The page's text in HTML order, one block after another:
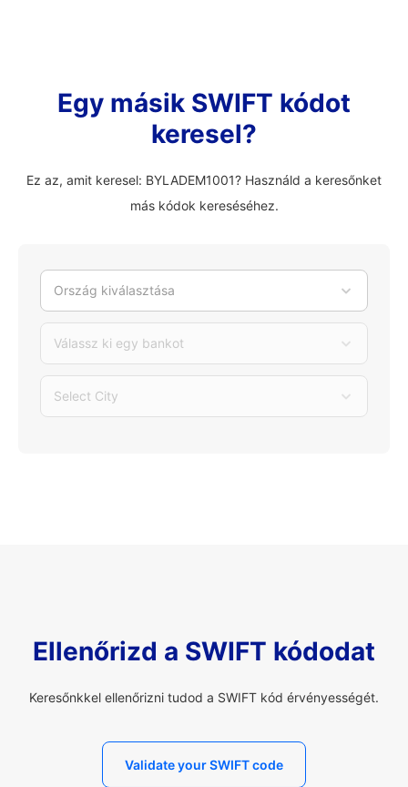
Egy másik SWIFT kódot
keresel?
Ez az, amit keresel: BYLADEM1001? Használd a keresőnket
más kódok kereséséhez.
Ország kiválasztása
Válassz ki egy bankot
Select City
Ellenőrizd a SWIFT kódodat
Keresőnkkel ellenőrizni tudod a SWIFT kód érvényességét.
Validate your SWIFT code